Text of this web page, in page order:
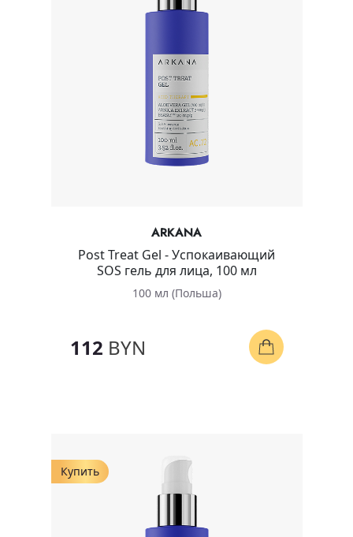
ARKANA
Post Treat Gel - Успокаивающий
SOS гель для лица, 100 мл
100 мл (Польша)
112 BYN
Купить